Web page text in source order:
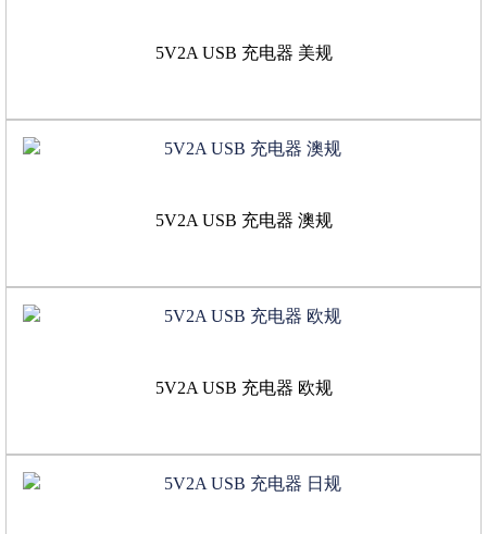
5V2A USB 充电器 美规
5V2A USB 充电器 澳规
5V2A USB 充电器 欧规